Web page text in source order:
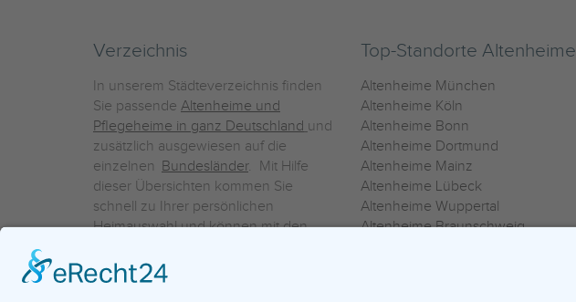
Verzeichnis
In unserem Städteverzeichnis finden
Sie passende Altenheime und
Pflegeheime in ganz Deutschland und
zusätzlich ausgewiesen auf die
einzelnen Bundesländer. Mit Hilfe
dieser Übersichten kommen Sie
schnell zu Ihrer persönlichen
Heimauswahl und können mit den
einzelnen Häuser Leistungsvergleiche
vornehmen.
Top-Standorte Altenheime
Altenheime München
Altenheime Köln
Altenheime Bonn
Altenheime Dortmund
Altenheime Mainz
Altenheime Lübeck
Altenheime Wuppertal
Altenheime Braunschweig